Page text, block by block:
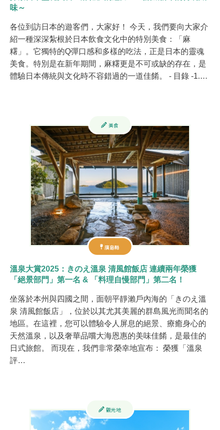
味～
各位到訪日本的遊客們，大家好！ 今天，我們要向大家介
紹一種深深紮根於日本飲食文化中的特別美食：「麻
糬」。它獨特的Q彈口感和多樣的吃法，正是日本的靈魂
美食。特別是在新年期間，麻糬更是不可或缺的存在，是
體驗日本傳統與文化時不容錯過的一道佳餚。 - 目錄 -1.…
廣島縣
美食
溫泉大賞2025：きのえ溫泉 清風館飯店 連續兩年榮獲
「絕景部門」第一名 & 「料理自慢部門」第二名！
坐落於本州與四國之間，面朝平靜瀨戶內海的「きのえ溫
泉 清風館飯店」，位於以其尤其美麗的群島風光而聞名的
地區。在這裡，您可以體驗令人屏息的絕景、療癒身心的
天然溫泉，以及奢華品嚐大海恩惠的美味佳餚，是最佳的
日式旅館。 而現在，我們非常榮幸地宣布： 榮獲「溫泉
評…
觀光地